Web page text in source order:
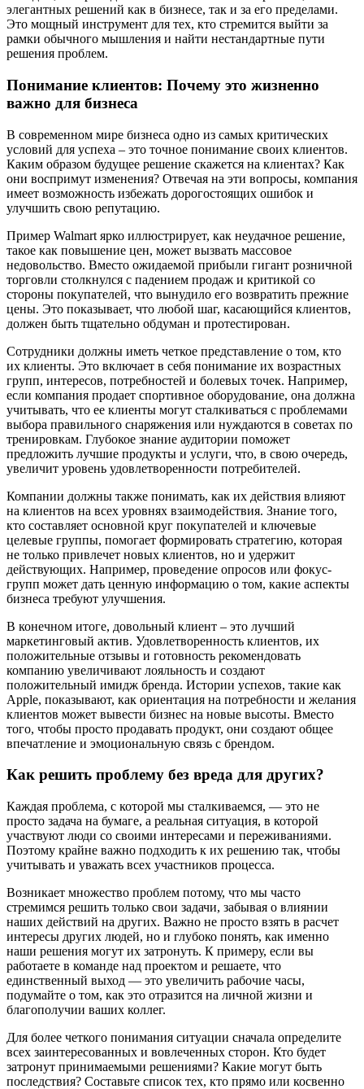
элегантных решений как в бизнесе, так и за его пределами.
Это мощный инструмент для тех, кто стремится выйти за
рамки обычного мышления и найти нестандартные пути
решения проблем.
Понимание клиентов: Почему это жизненно
важно для бизнеса
В современном мире бизнеса одно из самых критических
условий для успеха – это точное понимание своих клиентов.
Каким образом будущее решение скажется на клиентах? Как
они воспримут изменения? Отвечая на эти вопросы, компания
имеет возможность избежать дорогостоящих ошибок и
улучшить свою репутацию.
Пример Walmart ярко иллюстрирует, как неудачное решение,
такое как повышение цен, может вызвать массовое
недовольство. Вместо ожидаемой прибыли гигант розничной
торговли столкнулся с падением продаж и критикой со
стороны покупателей, что вынудило его возвратить прежние
цены. Это показывает, что любой шаг, касающийся клиентов,
должен быть тщательно обдуман и протестирован.
Сотрудники должны иметь четкое представление о том, кто
их клиенты. Это включает в себя понимание их возрастных
групп, интересов, потребностей и болевых точек. Например,
если компания продает спортивное оборудование, она должна
учитывать, что ее клиенты могут сталкиваться с проблемами
выбора правильного снаряжения или нуждаются в советах по
тренировкам. Глубокое знание аудитории поможет
предложить лучшие продукты и услуги, что, в свою очередь,
увеличит уровень удовлетворенности потребителей.
Компании должны также понимать, как их действия влияют
на клиентов на всех уровнях взаимодействия. Знание того,
кто составляет основной круг покупателей и ключевые
целевые группы, помогает формировать стратегию, которая
не только привлечет новых клиентов, но и удержит
действующих. Например, проведение опросов или фокус-
групп может дать ценную информацию о том, какие аспекты
бизнеса требуют улучшения.
В конечном итоге, довольный клиент – это лучший
маркетинговый актив. Удовлетворенность клиентов, их
положительные отзывы и готовность рекомендовать
компанию увеличивают лояльность и создают
положительный имидж бренда. Истории успехов, такие как
Apple, показывают, как ориентация на потребности и желания
клиентов может вывести бизнес на новые высоты. Вместо
того, чтобы просто продавать продукт, они создают общее
впечатление и эмоциональную связь с брендом.
Как решить проблему без вреда для других?
Каждая проблема, с которой мы сталкиваемся, — это не
просто задача на бумаге, а реальная ситуация, в которой
участвуют люди со своими интересами и переживаниями.
Поэтому крайне важно подходить к их решению так, чтобы
учитывать и уважать всех участников процесса.
Возникает множество проблем потому, что мы часто
стремимся решить только свои задачи, забывая о влиянии
наших действий на других. Важно не просто взять в расчет
интересы других людей, но и глубоко понять, как именно
наши решения могут их затронуть. К примеру, если вы
работаете в команде над проектом и решаете, что
единственный выход — это увеличить рабочие часы,
подумайте о том, как это отразится на личной жизни и
благополучии ваших коллег.
Для более четкого понимания ситуации сначала определите
всех заинтересованных и вовлеченных сторон. Кто будет
затронут принимаемыми решениями? Какие могут быть
последствия? Составьте список тех, кто прямо или косвенно